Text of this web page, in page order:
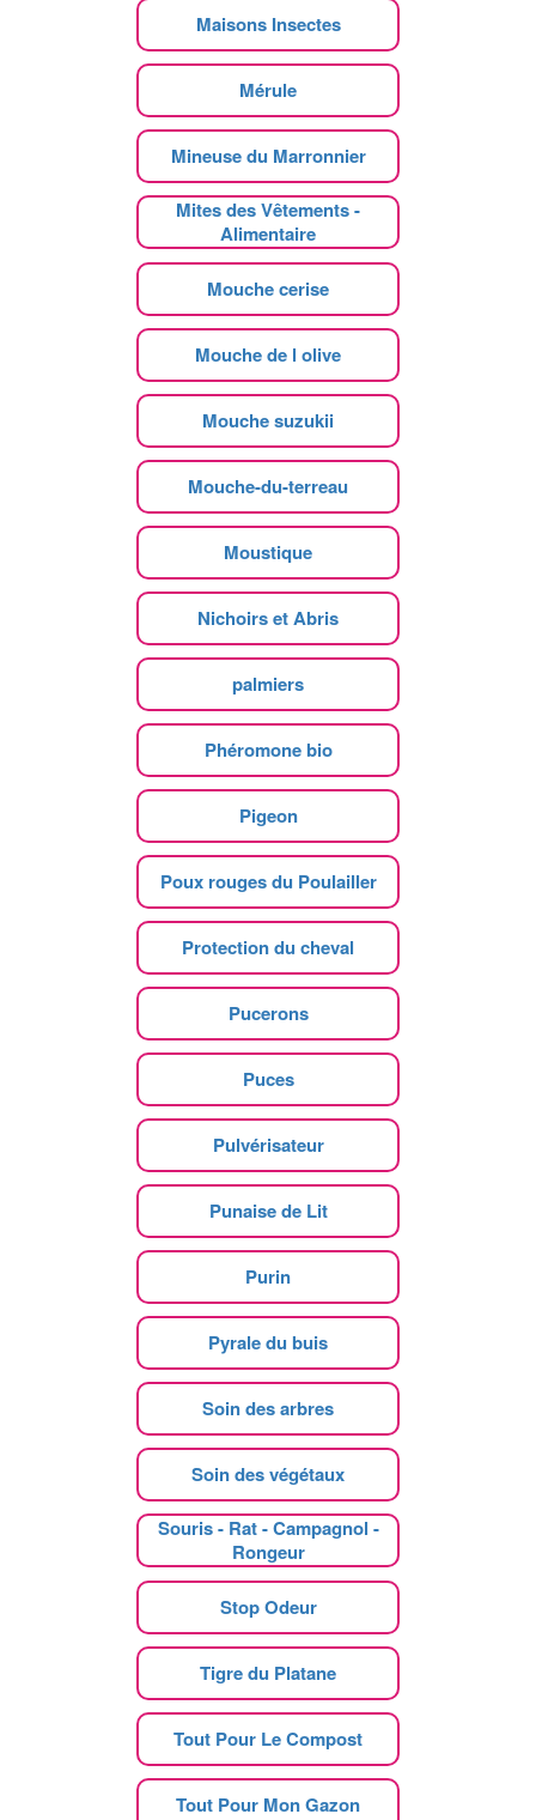
Maisons Insectes
Mérule
Mineuse du Marronnier
Mites des Vêtements -
Alimentaire
Mouche cerise
Mouche de l olive
Mouche suzukii
Mouche-du-terreau
Moustique
Nichoirs et Abris
palmiers
Phéromone bio
Pigeon
Poux rouges du Poulailler
Protection du cheval
Pucerons
Puces
Pulvérisateur
Punaise de Lit
Purin
Pyrale du buis
Soin des arbres
Soin des végétaux
Souris - Rat - Campagnol -
Rongeur
Stop Odeur
Tigre du Platane
Tout Pour Le Compost
Tout Pour Mon Gazon